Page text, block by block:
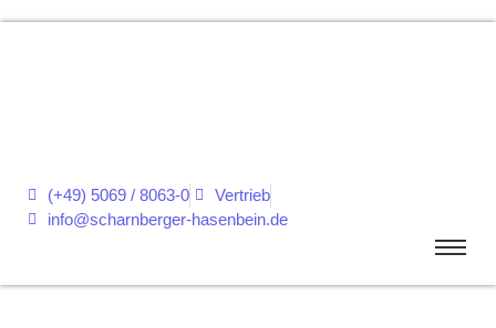
(+49) 5069 / 8063-0
Vertrieb
info@scharnberger-hasenbein.de